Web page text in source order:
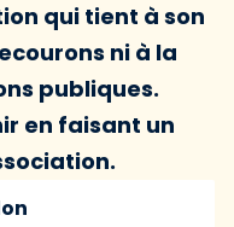
qui tient à son
ni à la
publiques.
en faisant un